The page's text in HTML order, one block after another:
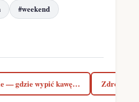
#weekend
— gdzie wypić kawę… Zdrowie